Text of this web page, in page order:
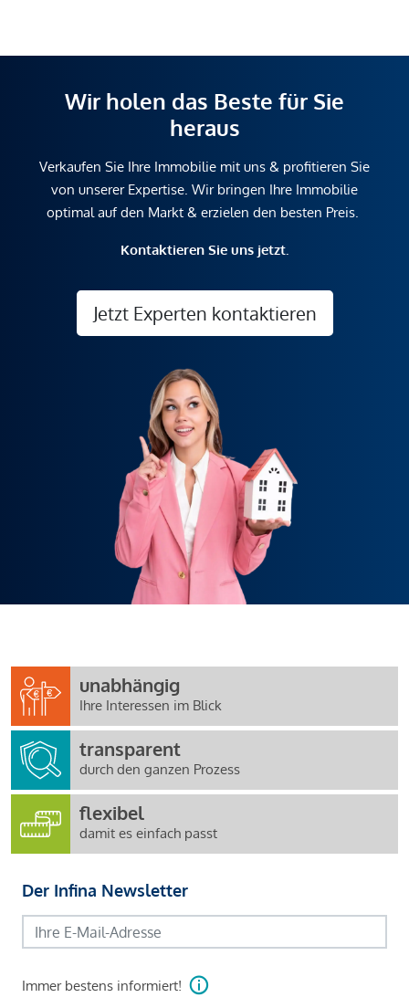
Wir holen das Beste für Sie
heraus
Verkaufen Sie Ihre Immobilie mit uns & profitieren Sie
von unserer Expertise. Wir bringen Ihre Immobilie
optimal auf den Markt & erzielen den besten Preis.
Kontaktieren Sie uns jetzt.
Jetzt Experten kontaktieren
unabhängig
Ihre Interessen im Blick
transparent
durch den ganzen Prozess
flexibel
damit es einfach passt
Der Infina Newsletter
Immer bestens informiert!